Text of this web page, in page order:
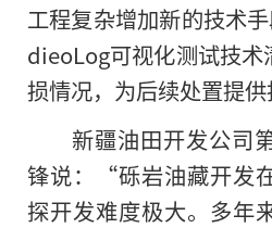
工程复杂增加新的技术
dieoLog可视化测试技术
损情况，为后续处置提供
新疆油田开发公司
锋说：“砾岩油藏开发
探开发难度极大。多年